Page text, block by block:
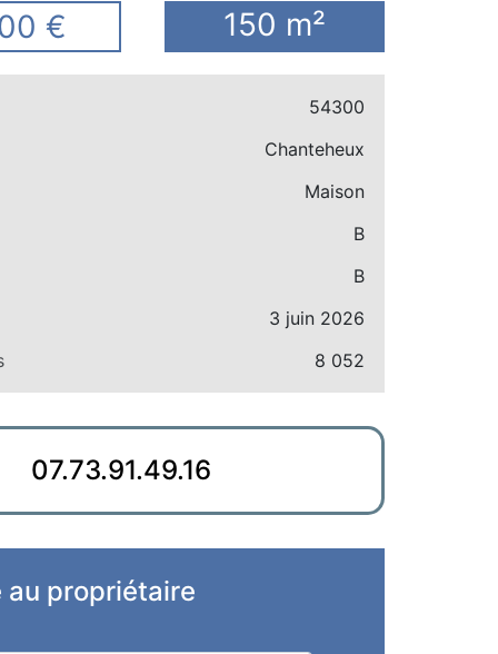
€ 150 m²
54300
Chanteheux
Maison
B
B
3 juin 2026
8 052
07.73.91.49.16
au propriétaire